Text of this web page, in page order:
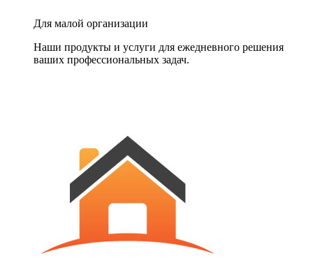
Для малой организации
Наши продукты и услуги для ежедневного решения
ваших профессиональных задач.